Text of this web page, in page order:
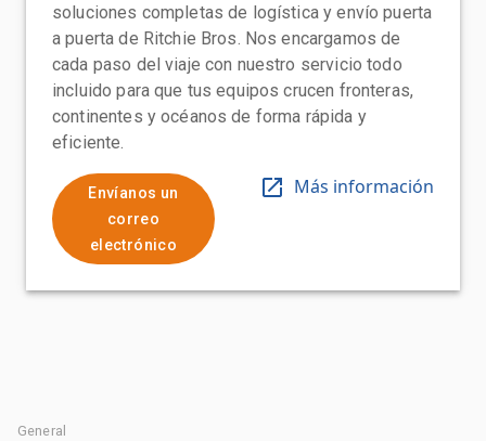
soluciones completas de logística y envío puerta
a puerta de Ritchie Bros. Nos encargamos de
cada paso del viaje con nuestro servicio todo
incluido para que tus equipos crucen fronteras,
continentes y océanos de forma rápida y
eficiente.
Envíanos un
correo
electrónico
Más información
General